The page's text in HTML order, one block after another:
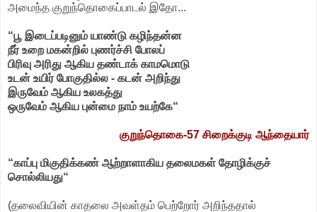
அமைந்த குறுந்தொகைப்பாடல் இதோ...
“பூ இடைப்படினும் யாண்டு கழிந்தன்ன
நீர் உறை மகன்றில் புணர்ச்சி போலப்
பிரிவு அரிது ஆகிய தண்டாக் காமமொடு
உடன் உயிர் போகுதில்ல - கடன் அறிந்து
இருவேம் ஆகிய உலகத்து
ஒருவேம் ஆகிய புன்மை நாம் உயற்கே“
குறுந்தொகை-57 சிறைக்குடி ஆந்தையார்
“காப்பு மிகுதிக்கண் ஆற்றாளாகிய தலைமகள் தோழிக்குச்
சொல்லியது“
(தலைவியின் காதலை அவள்தம் பெற்றோர் அறிந்ததால்